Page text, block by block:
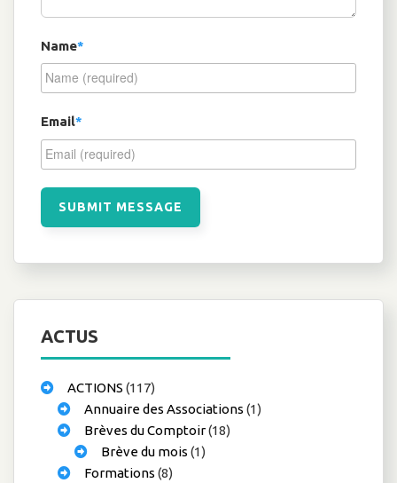
Name*
Email*
ACTUS
ACTIONS (117)
Annuaire des Associations (1)
Brèves du Comptoir(18)
Brève du mois (1)
Formations (8)